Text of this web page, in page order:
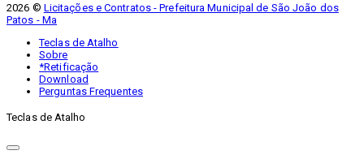
2026 © Licitações e Contratos - Prefeitura Municipal de São João dos
Patos - Ma
Teclas de Atalho
Sobre
*Retificação
Download
Perguntas Frequentes
Teclas de Atalho